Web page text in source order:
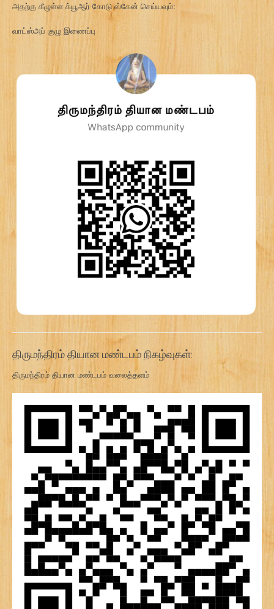
அதற்கு கீழுள்ள க்யூஆர் கோடு ஸ்கேன் செய்யவும்:
வாட்ஸ்அப் குழு இணைப்பு
திருமந்திரம் தியான மண்டபம் நிகழ்வுகள்:
திருமந்திரம் தியான மண்டபம் வலைத்தளம்